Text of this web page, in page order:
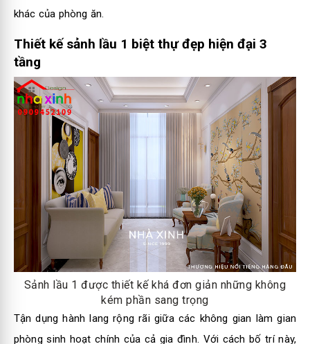
khác của phòng ăn.
Thiết kế sảnh lầu 1 biệt thự đẹp hiện đại 3
tầng
Sảnh lầu 1 được thiết kế khá đơn giản những không
kém phần sang trọng
Tận dụng hành lang rộng rãi giữa các không gian làm gian
phòng sinh hoạt chính của cả gia đình. Với cách bố trí này,